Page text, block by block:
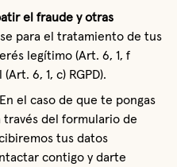
el fraude y otras
para el tratamiento de tus
legítimo (Art. 6, 1, f
6, 1, c) RGPD).
el caso de que te pongas
través del formulario de
tus datos
contigo y darte